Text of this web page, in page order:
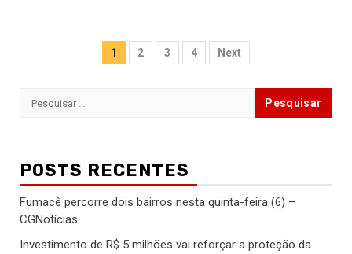
Paginação
1 2 3 4 Next
Pesquisar
POSTS RECENTES
Fumacê percorre dois bairros nesta quinta-feira (6) –
CGNotícias
Investimento de R$ 5 milhões vai reforçar a proteção da